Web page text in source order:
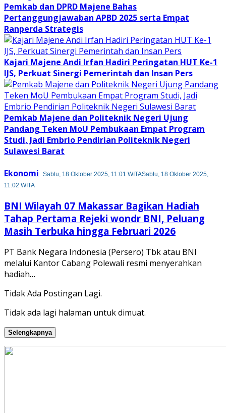
Pemkab dan DPRD Majene Bahas
Pertanggungjawaban APBD 2025 serta Empat
Ranperda Strategis
Kajari Majene Andi Irfan Hadiri Peringatan HUT Ke-1
IJS, Perkuat Sinergi Pemerintah dan Insan Pers
Pemkab Majene dan Politeknik Negeri Ujung
Pandang Teken MoU Pembukaan Empat Program
Studi, Jadi Embrio Pendirian Politeknik Negeri
Sulawesi Barat
Ekonomi
Sabtu, 18 Oktober 2025, 11:01 WITASabtu, 18 Oktober 2025,
11:02 WITA
BNI Wilayah 07 Makassar Bagikan Hadiah
Tahap Pertama Rejeki wondr BNI, Peluang
Masih Terbuka hingga Februari 2026
PT Bank Negara Indonesia (Persero) Tbk atau BNI
melalui Kantor Cabang Polewali resmi menyerahkan
hadiah…
Tidak Ada Postingan Lagi.
Tidak ada lagi halaman untuk dimuat.
Selengkapnya